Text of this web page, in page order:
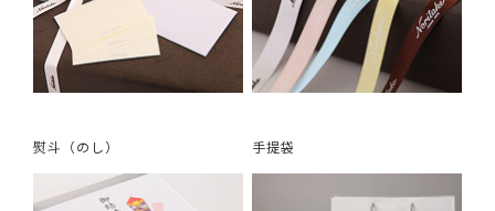
熨斗（のし） 手提袋